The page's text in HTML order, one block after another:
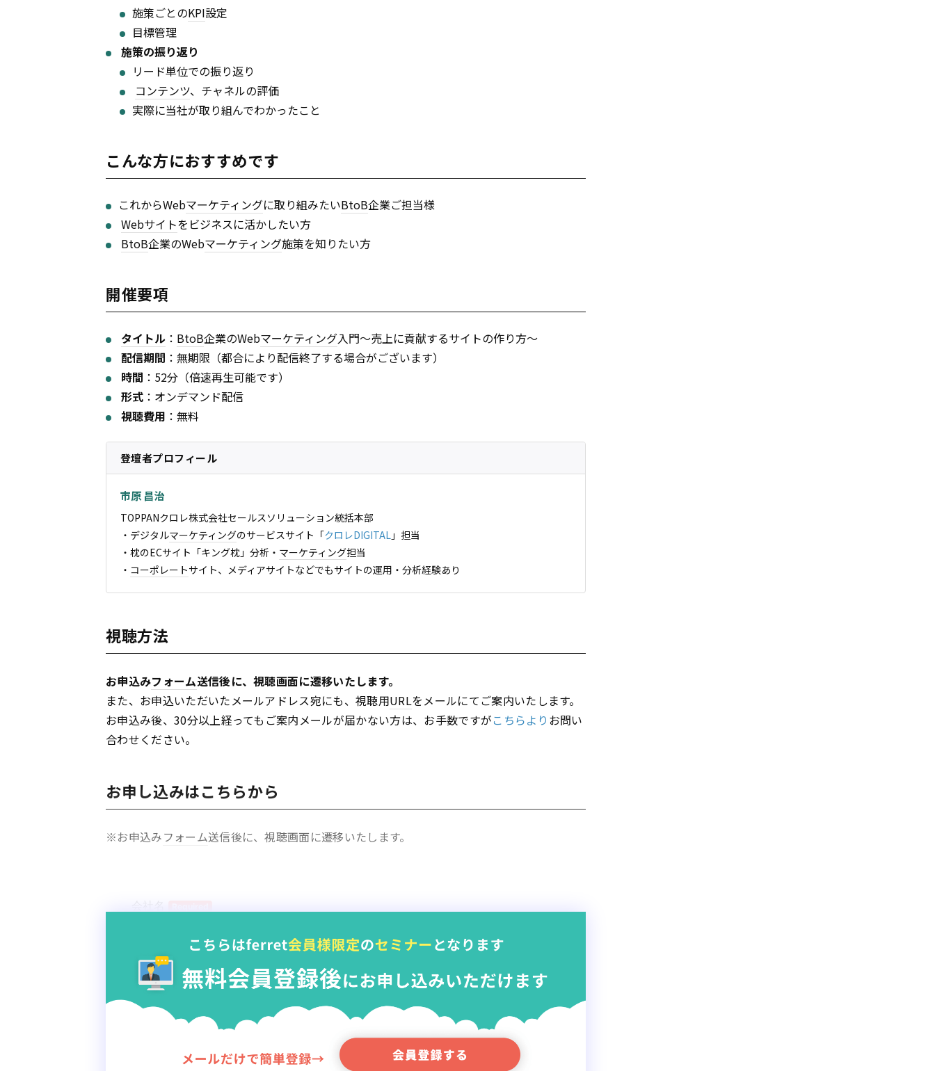
施策ごとのKPI設定
目標管理
施策の振り返り
リード単位での振り返り
コンテンツ、チャネルの評価
実際に当社が取り組んでわかったこと
こんな方におすすめです
これからWebマーケティングに取り組みたいBtoB企業ご担当様
Webサイトをビジネスに活かしたい方
BtoB企業のWebマーケティング施策を知りたい方
開催要項
タイトル ： BtoB企業のWebマーケティング入門～売上に貢献するサイトの作り方～
配信期間 ：無期限（都合により配信終了する場合がございます）
時間 ：52分（倍速再生可能です）
形式 ：オンデマンド配信
視聴費用 ：無料
登壇者プロフィール
市原 昌治
TOPPANクロレ株式会社セールスソリューション統括本部
・デジタルマーケティングのサービスサイト「クロレDIGITAL 」担当
・枕のECサイト「キング枕」分析・ マーケティング担当
・ コーポレートサイト、メディアサイトなどでもサイトの運用・分析経験あり
視聴方法
お申込みフォーム送信後に、視聴画面に遷移いたします。
また、お申込いただいたメールアドレス宛にも、視聴用URLをメールにてご案内いたします。
お申込み後、30分以上経ってもご案内メールが届かない方は、お手数ですがこちらより お問い
合わせください。
お申し込みはこちらから
※お申込みフォーム送信後に、視聴画面に遷移いたします。